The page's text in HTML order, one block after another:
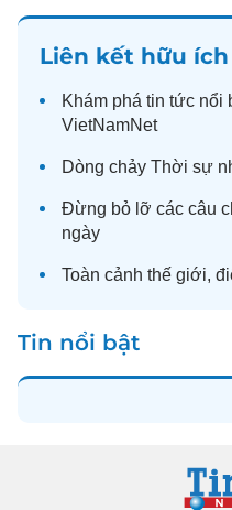
Liên kết hữu ích
Khám phá tin tức nổi
VietNamNet
Dòng chảy Thời sự
Đừng bỏ lỡ các câu
ngày
Toàn cảnh thế giới,
Tin nổi bật